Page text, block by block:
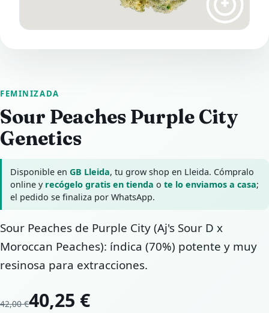
FEMINIZADA
Sour Peaches Purple City
Genetics
Disponible enGB Lleida, tu grow shop en Lleida. Cómpralo
online y recógelo gratis en tienda ote lo enviamos a casa;
el pedido se finaliza por WhatsApp.
Sour Peaches de Purple City (Aj's Sour D x
Moroccan Peaches): índica (70%) potente y muy
resinosa para extracciones.
42,00 €40,25 €